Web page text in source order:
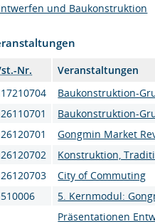
und Baukonstruktion
Nr.
Veranstaltungen
Baukonstruktion-
Baukonstruktion-
Gongmin Market
Konstruktion,
City of Commuting
5. Kernmodul:
Präsentationen